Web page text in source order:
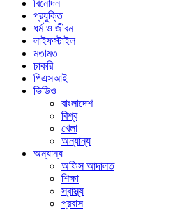
বিনোদন
প্রযুক্তি
ধর্ম ও জীবন
লাইফস্টাইল
মতামত
চাকরি
পিএসআই
ভিডিও
বাংলাদেশ
বিশ্ব
খেলা
অন্যান্য
অন্যান্য
অফিস আদালত
শিক্ষা
স্বাস্থ্য
প্রবাস